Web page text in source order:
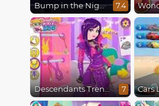
Bump in the Night 7.4
Descendants Trendsetters 7